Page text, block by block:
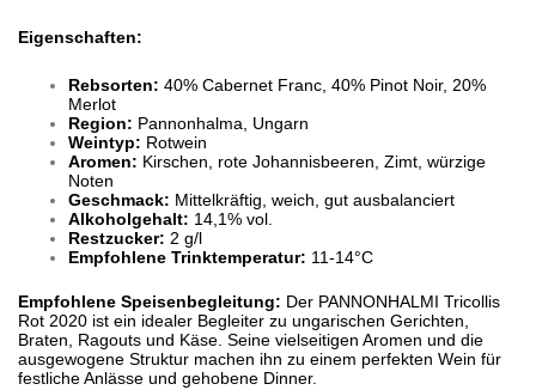
Eigenschaften:
Rebsorten: 40% Cabernet Franc, 40% Pinot Noir, 20%
Merlot
Region: Pannonhalma, Ungarn
Weintyp: Rotwein
Aromen: Kirschen, rote Johannisbeeren, Zimt, würzige
Noten
Geschmack: Mittelkräftig, weich, gut ausbalanciert
Alkoholgehalt: 14,1% vol.
Restzucker: 2 g/l
Empfohlene Trinktemperatur: 11-14°C
Empfohlene Speisenbegleitung: Der PANNONHALMI Tricollis
Rot 2020 ist ein idealer Begleiter zu ungarischen Gerichten,
Braten, Ragouts und Käse. Seine vielseitigen Aromen und die
ausgewogene Struktur machen ihn zu einem perfekten Wein für
festliche Anlässe und gehobene Dinner.